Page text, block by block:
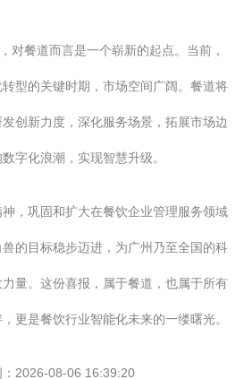
对餐道而言是一个崭新的起点。当前，
型的关键时期，市场空间广阔。餐道将
创新力度，深化服务场景，拓展市场边
字化浪潮，实现智慧升级。
，巩固和扩大在餐饮企业管理服务领域
的目标稳步迈进，为广州乃至全国的科
量。这份喜报，属于餐道，也属于所有
更是餐饮行业智能化未来的一缕曙光。
：2026-08-06 16:39:20